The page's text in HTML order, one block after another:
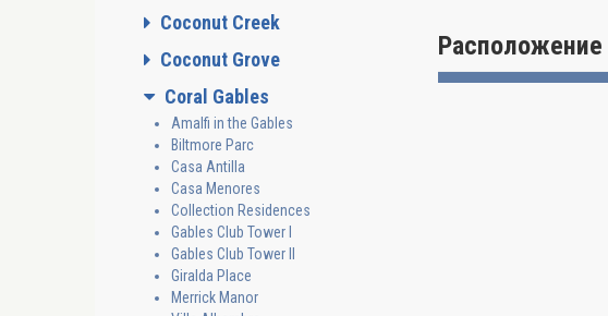
Апартаменты с
Деревянные
Расположение
Coconut Creek
Coconut Grove
Coral Gables
Amalfi in the Gables
Biltmore Parc
Casa Antilla
Casa Menores
Collection Residences
Gables Club Tower I
Gables Club Tower II
Giralda Place
Merrick Manor